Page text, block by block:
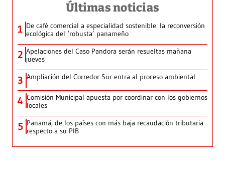
Últimas noticias
1 De café comercial a especialidad sostenible: la reconversión
ecológica del ‘robusta’ panameño
2 Apelaciones del Caso Pandora serán resueltas mañana
jueves
3 Ampliación del Corredor Sur entra al proceso ambiental
4 Comisión Municipal apuesta por coordinar con los gobiernos
locales
5 Panamá, de los países con más baja recaudación tributaria
respecto a su PIB